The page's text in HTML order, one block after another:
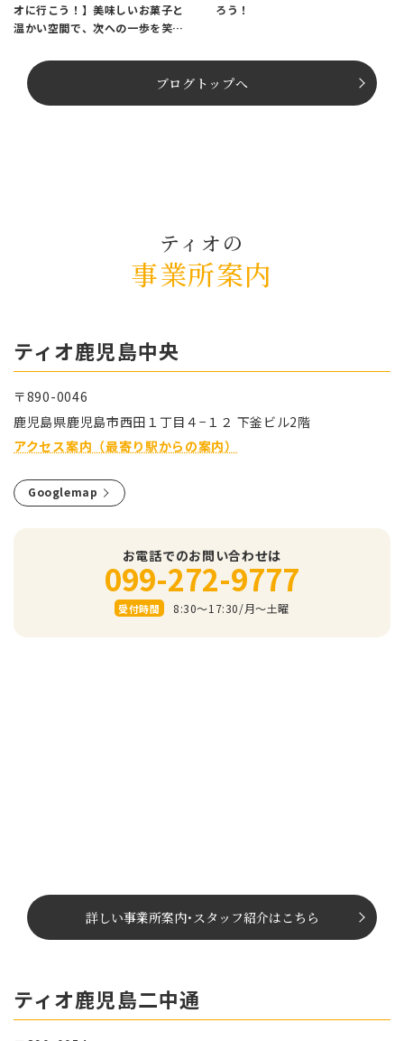
オに行こう！】美味しいお菓子と
温かい空間で、次への一歩を笑顔
ろう！
ブログトップへ
ティオの
事業所案内
ティオ⿅児島中央
〒890-0046
⿅児島県⿅児島市⻄⽥１丁⽬４−１２ 下釜ビル2階
アクセス案内（最寄り駅からの案内）
Googlemap
お電話でのお問い合わせは
099-272-9777
受付時間 8:30～17:30/⽉〜⼟曜
詳しい事業所案内･スタッフ紹介はこちら
ティオ鹿児島二中通